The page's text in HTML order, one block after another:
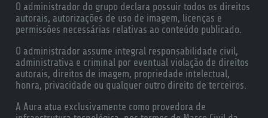
O administrador do grupo declara possuir todos os direitos
autorais, autorizações de uso de imagem, licenças e
permissões necessárias relativas ao conteúdo publicado.
O administrador assume integral responsabilidade civil,
administrativa e criminal por eventual violação de direitos
autorais, direitos de imagem, propriedade intelectual,
honra, privacidade ou qualquer outro direito de terceiros.
A Aura atua exclusivamente como provedora de